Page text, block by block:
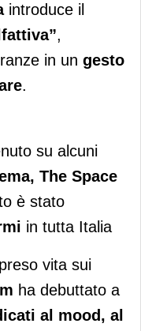
introduce il
,
in un gesto
.
su alcuni
The Space
è stato
in tutta Italia
vita sui
ha debuttato a
al mood, al